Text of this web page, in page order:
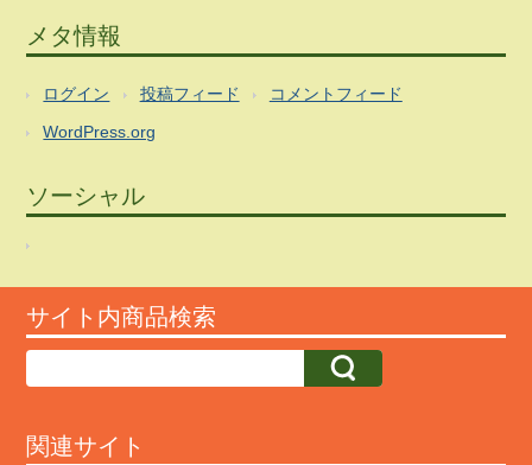
メタ情報
ログイン 投稿フィード コメントフィード
WordPress.org
ソーシャル
サイト内商品検索
関連サイト